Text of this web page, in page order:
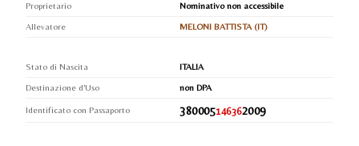
Proprietario
Nominativo non accessibile
Allevatore
MELONI BATTISTA (IT)
Stato di Nascita
ITALIA
Destinazione d'Uso
non DPA
Identificato con Passaporto 380005146362009